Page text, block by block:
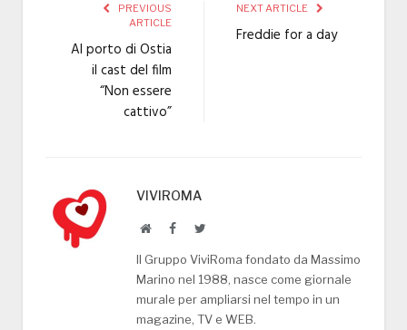
PREVIOUS
ARTICLE
Al porto di Ostia
il cast del film
“Non essere
cattivo”
NEXT ARTICLE
Freddie for a day
VIVIROMA
WebsiteFacebookTwitter
Il Gruppo ViviRoma fondato da Massimo
Marino nel 1988, nasce come giornale
murale per ampliarsi nel tempo in un
magazine, TV e WEB.